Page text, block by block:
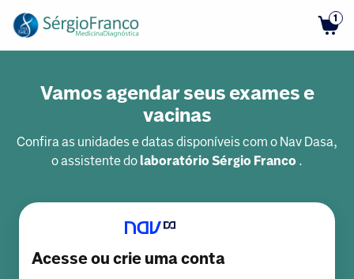
1
Vamos agendar seus exames e
vacinas
Confira as unidades e datas disponíveis com o Nav Dasa,
o assistente dolaboratório Sérgio Franco .
Acesse ou crie uma conta